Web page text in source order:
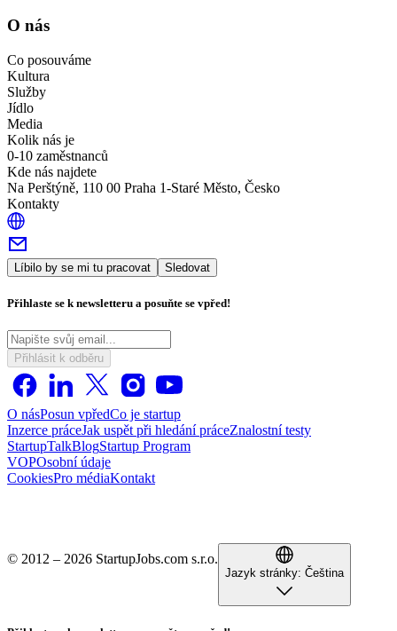
O nás
Co posouváme
Kultura
Služby
Jídlo
Media
Kolik nás je
0-10 zaměstnanců
Kde nás najdete
Na Perštýně, 110 00 Praha 1-Staré Město, Česko
Kontakty
Líbilo by se mi tu pracovat Sledovat
Přihlaste se k newsletteru a posuňte se vpřed!
Přihlásit k odběru
O násPosun vpředCo je startup
Inzerce práceJak uspět při hledání práceZnalostní testy
StartupTalkBlogStartup Program
VOPOsobní údaje
CookiesPro médiaKontakt
© 2012 – 2026 StartupJobs.com s.r.o.
Jazyk stránky: Čeština